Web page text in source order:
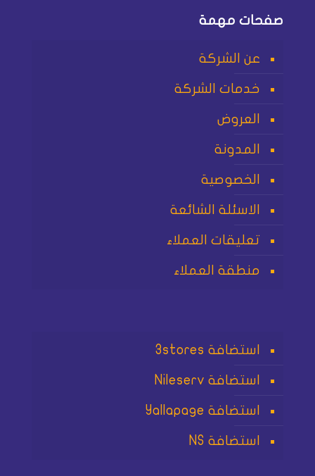
صفحات مهمة
عن الشركة
خدمات الشركة
العروض
المدونة
الخصوصية
الاسئلة الشائعة
تعليقات العملاء
منطقة العملاء
استضافة 3stores
استضافة Nileserv
استضافة Yallapage
استضافة NS